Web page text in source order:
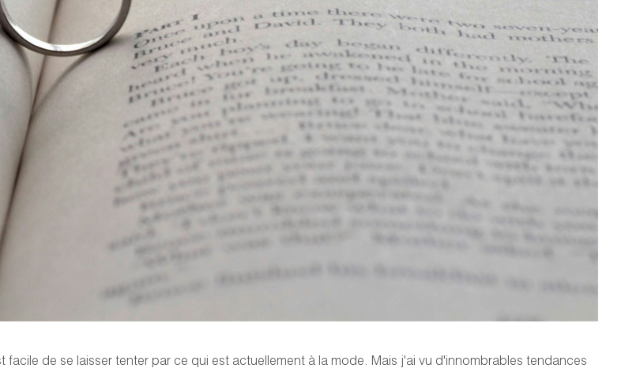
de se laisser tenter par ce qui est actuellement à la mode. Mais j'ai vu d'innombrables tendances